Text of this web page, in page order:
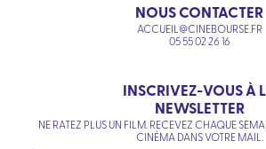
NOUS CONTACTER
ACCUEIL@CINEBOURSE.FR
05 55 02 26 16
INSCRIVEZ-VOUS À
NEWSLETTER
NE RATEZ PLUS UN FILM. RECEVEZ CHAQUE
CINÉMA DANS VOTRE MAIL.